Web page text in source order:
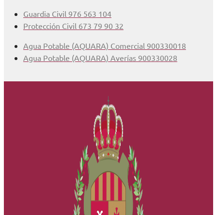
Guardia Civil 976 563 104
Protección Civil 673 79 90 32
Agua Potable (AQUARA) Comercial 900330018
Agua Potable (AQUARA) Averías 900330028